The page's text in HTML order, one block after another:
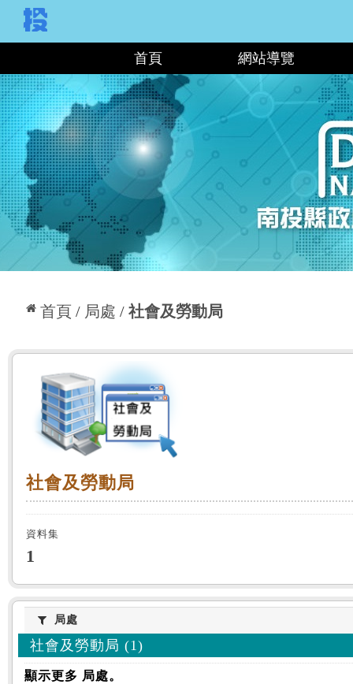
首頁 網站導覽
首頁 局處 社會及勞動局
::: 社會及勞動局
社會及勞動局
資料集
1
局處局處
社會及勞動局 (1)
顯示更多 局處。